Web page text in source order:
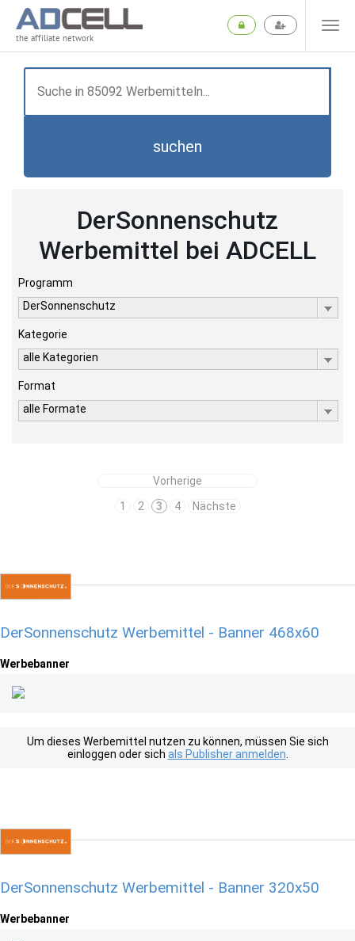
the affiliate network
suchen
DerSonnenschutz
Werbemittel bei ADCELL
Programm
DerSonnenschutz
Kategorie
alle Kategorien
Format
alle Formate
Vorherige
1
2 3 4 Nächste
DerSonnenschutz Werbemittel - Banner 468x60
Werbebanner
Um dieses Werbemittel nutzen zu können, müssen Sie sich
einloggen oder sich als Publisher anmelden
DerSonnenschutz Werbemittel - Banner 320x50
Werbebanner